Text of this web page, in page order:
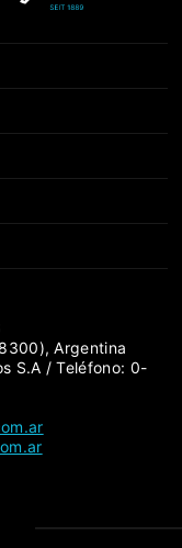
Argentina
S.A / Teléfono: 0-